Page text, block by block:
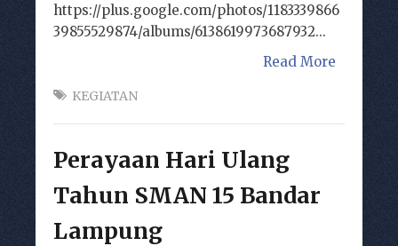
https://plus.google.com/photos/1183339866
39855529874/albums/6138619973687932...
Read More
KEGIATAN
Perayaan Hari Ulang
Tahun SMAN 15 Bandar
Lampung